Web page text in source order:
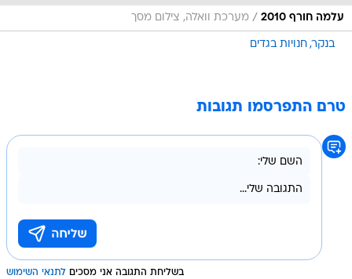
עלמה חורף 2010 / מערכת וואלה, צילום מסך
בנקר חנויות בגדים
טרם התפרסמו תגובות
בשליחת התגובה אני מסכים לתנאי השימוש